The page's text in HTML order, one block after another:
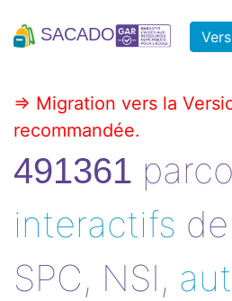
SACADO
=> Migration vers la
recommandée.
491361
interactifs
SPC, NSI,